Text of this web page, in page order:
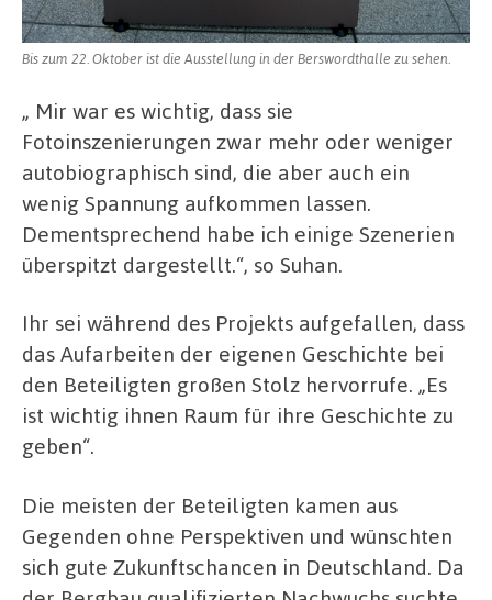
Bis zum 22. Oktober ist die Ausstellung in der Berswordthalle zu sehen.
„ Mir war es wichtig, dass sie
Fotoinszenierungen zwar mehr oder weniger
autobiographisch sind, die aber auch ein
wenig Spannung aufkommen lassen.
Dementsprechend habe ich einige Szenerien
überspitzt dargestellt.“, so Suhan.
Ihr sei während des Projekts aufgefallen, dass
das Aufarbeiten der eigenen Geschichte bei
den Beteiligten großen Stolz hervorrufe. „Es
ist wichtig ihnen Raum für ihre Geschichte zu
geben“.
Die meisten der Beteiligten kamen aus
Gegenden ohne Perspektiven und wünschten
sich gute Zukunftschancen in Deutschland. Da